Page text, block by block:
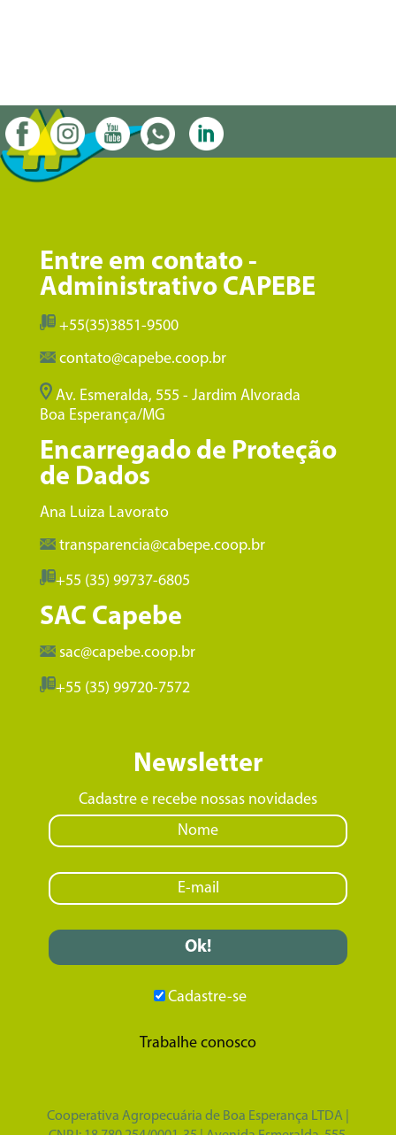
Entre em contato -
Administrativo CAPEBE
+55(35)3851-9500
contato@capebe.coop.br
Av. Esmeralda, 555 - Jardim Alvorada
Boa Esperança/MG
Encarregado de Proteção
de Dados
Ana Luiza Lavorato
transparencia@cabepe.coop.br
+55 (35) 99737-6805
SAC Capebe
sac@capebe.coop.br
+55 (35) 99720-7572
Newsletter
Cadastre e recebe nossas novidades
Cadastre-se
Trabalhe conosco
Cooperativa Agropecuária de Boa Esperança LTDA |